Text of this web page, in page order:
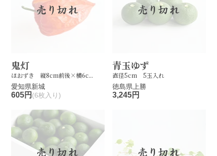
鬼灯
ほおずき 縦8cm前後×横6c...
愛知県新城
605円 (6枚入り)
青玉ゆず
直径5cm 5玉入れ
徳島県上勝
3,245円